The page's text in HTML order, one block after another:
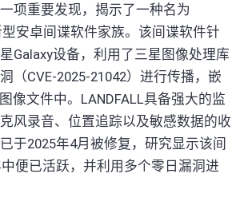
项重要发现，揭示了一种名为
型安卓间谍软件家族。该间谍软件针
Galaxy设备，利用了三星图像处理库
（CVE-2025-21042）进行传播，嵌
像文件中。LANDFALL具备强大的监
风录音、位置追踪以及敏感数据的收
于2025年4月被修复，研究显示该间
便已活跃，并利用多个零日漏洞进